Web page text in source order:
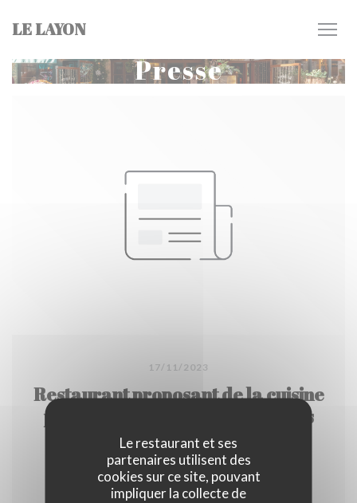
Le restaurant et ses
partenaires utilisent des
cookies sur ce site, pouvant
impliquer la collecte de
LE LAYON
Presse
17/11/2023
Restaurant proposant de la cuisine
pleine de fraîcheur avec de bons
produits à Lyon.